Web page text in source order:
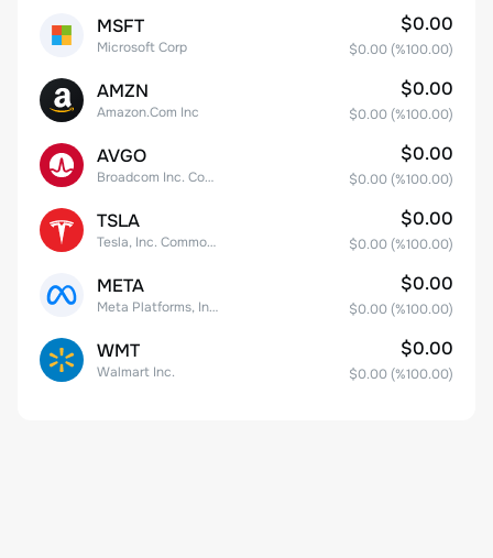
MSFT
Microsoft Corp
$0.00
$0.00 (%100.00)
AMZN
Amazon.Com Inc
$0.00
$0.00 (%100.00)
AVGO
Broadcom Inc. Common Stock
$0.00
$0.00 (%100.00)
TSLA
Tesla, Inc. Common Stock
$0.00
$0.00 (%100.00)
META
Meta Platforms, Inc. Class A Common Stock
$0.00
$0.00 (%100.00)
WMT
Walmart Inc.
$0.00
$0.00 (%100.00)